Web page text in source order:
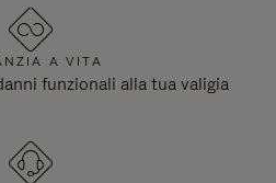
A VITA
funzionali alla tua valigia